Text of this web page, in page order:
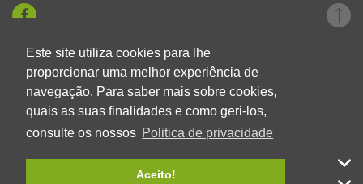
Este site utiliza cookies para lhe
proporcionar uma melhor experiência de
navegação. Para saber mais sobre cookies,
quais as suas finalidades e como geri-los,
consulte os nossos Politica de privacidade
Aceito!
+351 219 326 696
geral@aumlda.pt
Ver localização
AUM